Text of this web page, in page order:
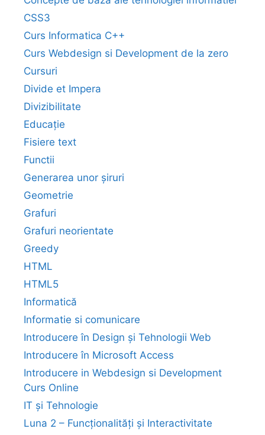
CSS3
Curs Informatica C++
Curs Webdesign si Development de la zero
Cursuri
Divide et Impera
Divizibilitate
Educație
Fisiere text
Functii
Generarea unor șiruri
Geometrie
Grafuri
Grafuri neorientate
Greedy
HTML
HTML5
Informatică
Informatie si comunicare
Introducere în Design și Tehnologii Web
Introducere în Microsoft Access
Introducere in Webdesign si Development
Curs Online
IT și Tehnologie
Luna 2 – Funcționalități și Interactivitate